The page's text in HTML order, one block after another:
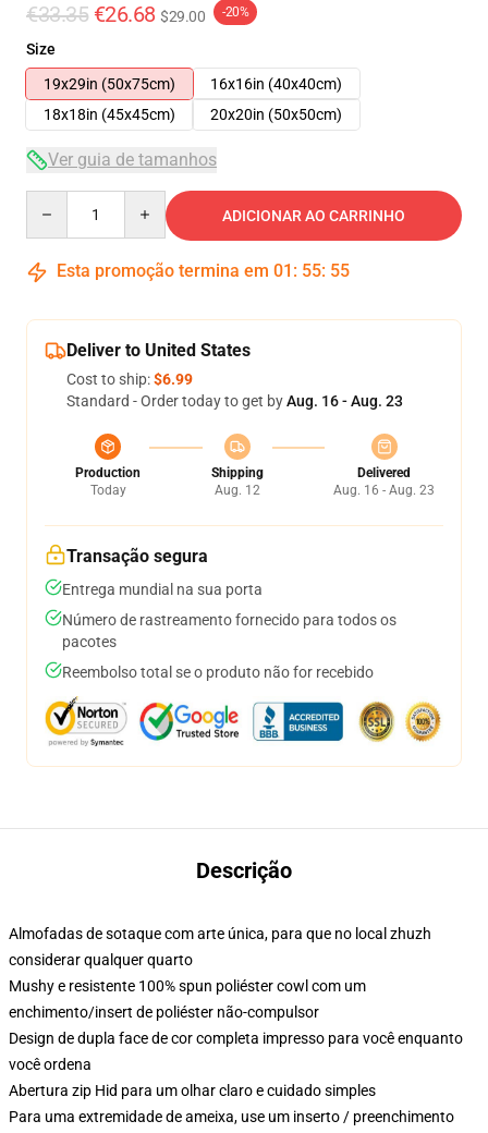
€33.35 €26.68 $29.00 -20%
Size
19x29in (50x75cm)
16x16in (40x40cm)
18x18in (45x45cm)
20x20in (50x50cm)
Ver guia de tamanhos
ADICIONAR AO CARRINHO
Esta promoção termina em 01 : 55: 54
Deliver to United States
Cost to ship:$6.99
Standard - Order today to get byAug. 16 - Aug. 23
Production
Today
Shipping
Aug. 12
Delivered
Aug. 16 - Aug. 23
Transação segura
Entrega mundial na sua porta
Número de rastreamento fornecido para todos os
pacotes
Reembolso total se o produto não for recebido
Descrição
Almofadas de sotaque com arte única, para que no local zhuzh
considerar qualquer quarto
Mushy e resistente 100% spun poliéster cowl com um
enchimento/insert de poliéster não-compulsor
Design de dupla face de cor completa impresso para você enquanto
você ordena
Abertura zip Hid para um olhar claro e cuidado simples
Para uma extremidade de ameixa, use um inserto / preenchimento